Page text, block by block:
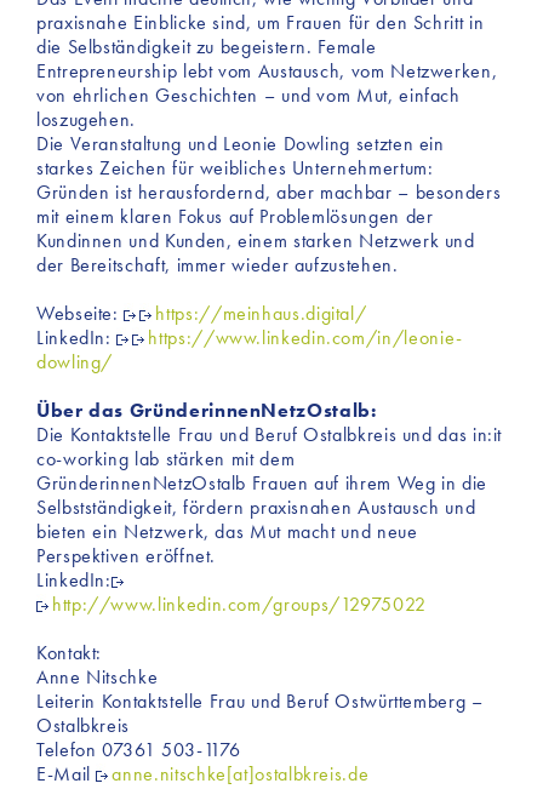
„Details“ und in unserer Datenschutzerklärung ».
praxisnahe Einblicke sind, um Frauen für den Schritt in
die Selbständigkeit zu begeistern. Female
Entrepreneurship lebt vom Austausch, vom Netzwerken,
von ehrlichen Geschichten – und vom Mut, einfach
loszugehen.
Die Veranstaltung und Leonie Dowling setzten ein
starkes Zeichen für weibliches Unternehmertum:
Gründen ist herausfordernd, aber machbar – besonders
mit einem klaren Fokus auf Problemlösungen der
Kundinnen und Kunden, einem starken Netzwerk und
der Bereitschaft, immer wieder aufzustehen.
Webseite:
https://meinhaus.digital/
LinkedIn:
https://www.linkedin.com/in/leonie-
dowling/
Über das GründerinnenNetzOstalb:
Die Kontaktstelle Frau und Beruf Ostalbkreis und das in:it
co-working lab stärken mit dem
GründerinnenNetzOstalb Frauen auf ihrem Weg in die
Selbstständigkeit, fördern praxisnahen Austausch und
bieten ein Netzwerk, das Mut macht und neue
Perspektiven eröffnet.
LinkedIn:
http://www.linkedin.com/groups/12975022
Kontakt:
Anne Nitschke
Leiterin Kontaktstelle Frau und Beruf Ostwürttemberg –
Ostalbkreis
Telefon 07361 503-1176
E-Mail
anne.nitschke[at]ostalbkreis.de